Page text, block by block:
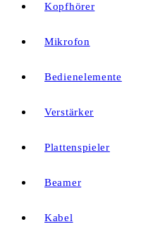
Kopfhörer
Mikrofon
Bedienelemente
Verstärker
Plattenspieler
Beamer
Kabel